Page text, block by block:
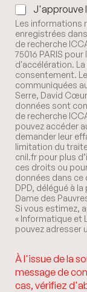
J'approuve
Les informations
enregistrées
de recherche
75016 PARIS
d'accélération.
consentement.
communiquées
Serre, David
données sont
de recherche
pouvez accéder
demander leur
limitation du
cnil.fr pour plus
ces droits ou
données dans
DPD, délégué à
Dame des
Si vous estimez,
« Informatique et
pouvez adresser
À l'issue de la
message de
cas, vérifiez